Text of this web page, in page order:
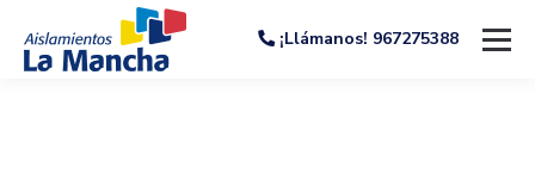
¡Llámanos! 967275388